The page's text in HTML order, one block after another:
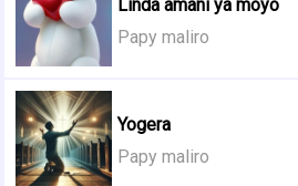
Linda amani ya moyo
Papy maliro
Yogera
Papy maliro